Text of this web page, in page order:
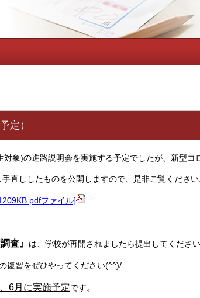
定）
象)の進路説明会を実施する予定でしたが、新型コ
直ししたものを公開しますので、是非ご覧ください
pdfファイル]
査』 は、学校が再開されましたら提出してください
復習をぜひやってください(^^)/
6月に実施予定です。